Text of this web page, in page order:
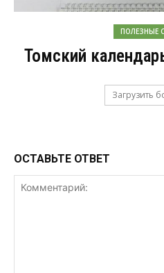
ПОЛЕЗНЫЕ
Томский
Загрузить
ОСТАВЬТЕ ОТВЕТ